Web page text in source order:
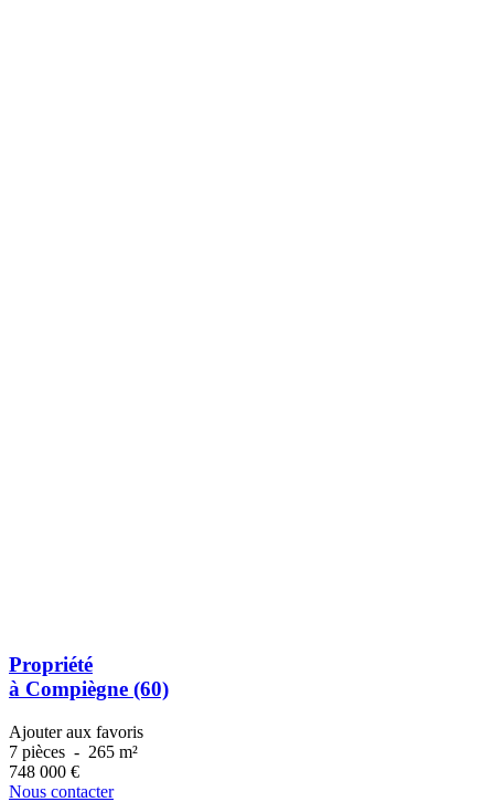
Propriété
à Compiègne (60)
Ajouter aux favoris
7 pièces - 265 m²
748 000 €
Nous contacter